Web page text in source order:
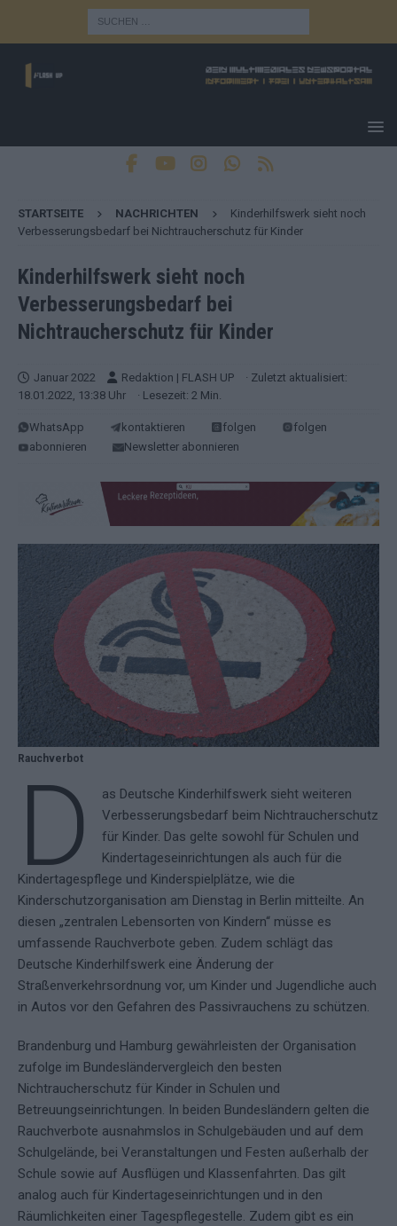
STARTSEITE NACHRICHTEN
Kinderhilfswerk sieht noch
Verbesserungsbedarf bei Nichtraucherschutz für Kinder
Kinderhilfswerk sieht noch
Verbesserungsbedarf bei
Nichtraucherschutz für Kinder
Januar 2022 Redaktion | FLASH UP
· Zuletzt aktualisiert:
18.01.2022, 13:38 Uhr
· Lesezeit: 2 Min.
WhatsApp kontaktieren folgen
folgen
abonnieren
Newsletter abonnieren
Rauchverbot
D
as Deutsche Kinderhilfswerk sieht weiteren
Verbesserungsbedarf beim Nichtraucherschutz
für Kinder. Das gelte sowohl für Schulen und
Kindertageseinrichtungen als auch für die
Kindertagespflege und Kinderspielplätze, wie die
Kinderschutzorganisation am Dienstag in Berlin mitteilte. An
diesen „zentralen Lebensorten von Kindern“ müsse es
umfassende Rauchverbote geben. Zudem schlägt das
Deutsche Kinderhilfswerk eine Änderung der
Straßenverkehrsordnung vor, um Kinder und Jugendliche auch
in Autos vor den Gefahren des Passivrauchens zu schützen.
Brandenburg und Hamburg gewährleisten der Organisation
zufolge im Bundesländervergleich den besten
Nichtraucherschutz für Kinder in Schulen und
Betreuungseinrichtungen. In beiden Bundesländern gelten die
Rauchverbote ausnahmslos in Schulgebäuden und auf dem
Schulgelände, bei Veranstaltungen und Festen außerhalb der
Schule sowie auf Ausflügen und Klassenfahrten. Das gilt
analog auch für Kindertageseinrichtungen und in den
Räumlichkeiten einer Tagespflegestelle. Zudem gibt es ein